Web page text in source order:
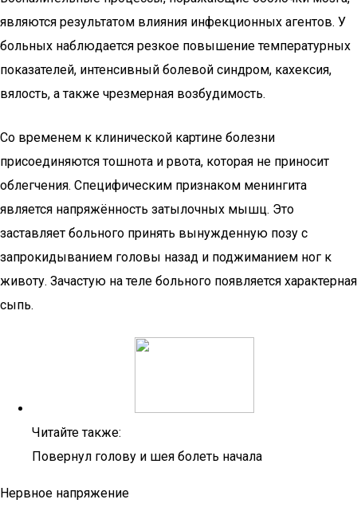
являются результатом влияния инфекционных агентов. У
больных наблюдается резкое повышение температурных
показателей, интенсивный болевой синдром, кахексия,
вялость, а также чрезмерная возбудимость.
Со временем к клинической картине болезни
присоединяются тошнота и рвота, которая не приносит
облегчения. Специфическим признаком менингита
является напряжённость затылочных мышц. Это
заставляет больного принять вынужденную позу с
запрокидыванием головы назад и поджиманием ног к
животу. Зачастую на теле больного появляется характерная
сыпь.
Читайте также:
Повернул голову и шея болеть начала
Нервное напряжение